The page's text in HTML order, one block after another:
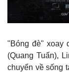
"Bóng đè" xoay
(Quang Tuấn),
chuyển về sống